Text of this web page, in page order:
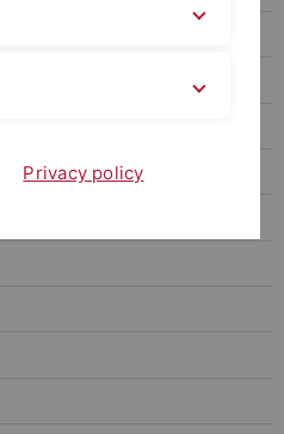
Privacy policy